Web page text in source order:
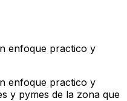
enfoque practico y
enfoque practico y
y pymes de la zona que